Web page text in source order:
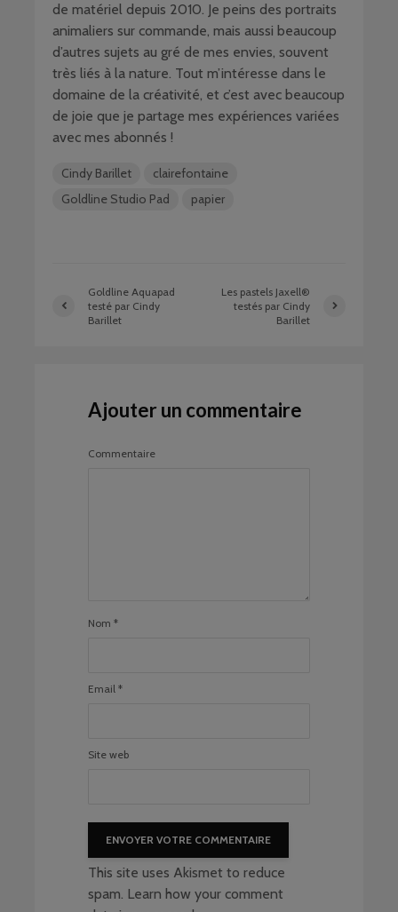
de matériel depuis 2010. Je peins des portraits
animaliers sur commande, mais aussi beaucoup
d’autres sujets au gré de mes envies, souvent
très liés à la nature. Tout m’intéresse dans le
domaine de la créativité, et c’est avec beaucoup
de joie que je partage mes expériences variées
avec mes abonnés !
Cindy Barillet
clairefontaine
Goldline Studio Pad
papier
Goldline Aquapad
testé par Cindy
Barillet
Les pastels Jaxell®
testés par Cindy
Barillet
Ajouter un commentaire
Commentaire
Nom *
Email *
Site web
This site uses Akismet to reduce
spam. Learn how your comment